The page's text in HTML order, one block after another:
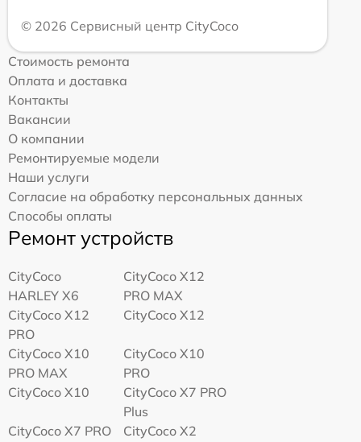
© 2026 Сервисный центр CityCoco
Стоимость ремонта
Оплата и доставка
Контакты
Вакансии
О компании
Ремонтируемые модели
Наши услуги
Согласие на обработку персональных данных
Способы оплаты
Ремонт устройств
CityCoco
HARLEY X6
CityCoco X12
PRO MAX
CityCoco X12
PRO
CityCoco X12
CityCoco X10
PRO MAX
CityCoco X10
PRO
CityCoco X10
CityCoco X7 PRO
Plus
CityCoco X7 PRO
CityCoco X2